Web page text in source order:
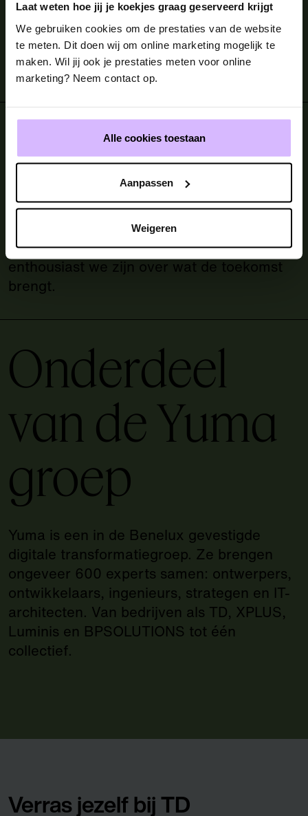
Laat weten hoe jij je koekjes graag geserveerd krijgt
We gebruiken cookies om de prestaties van de website
te meten. Dit doen wij om online marketing mogelijk te
maken. Wil jij ook je prestaties meten voor online
marketing? Neem contact op.
Alle cookies toestaan
Aanpassen
Weigeren
We hebben werkplekken in Amsterdam en
Maastricht, maar door onze hybride
werkwijze kunnen onze teamleden overal
in Europa werken.
Sinds 1963
We zijn trots op het werk dat echt verschil
maakt en de erkenning die we daarvoor
kregen, maar dat valt in het niets bij hoe
enthousiast we zijn over wat de toekomst
brengt.
Onderdeel
van de Yuma
groep
Yuma is een in de Benelux gevestigde
digitale transformatiegroep. Ze brengen
ongeveer 600 experts samen: ontwerpers,
ontwikkelaars, ingenieurs, strategen en IT-
architecten. Van bedrijven als TD, XPLUS,
Luminis en BPSOLUTIONS tot één
collectief.
Verras jezelf bij TD